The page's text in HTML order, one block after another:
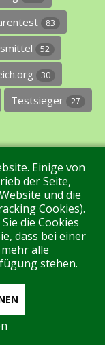
83
52
30
Testsieger 27
Kontakt
online
Einige von
der Seite,
und die
Cookies).
die Cookies
dass bei einer
alle
stehen.